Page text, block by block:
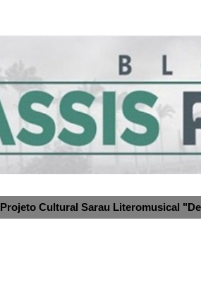
Projeto Cultural Sarau Literomusical